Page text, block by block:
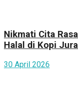
Nikmati Cita
Halal di Kopi
30 April 2026